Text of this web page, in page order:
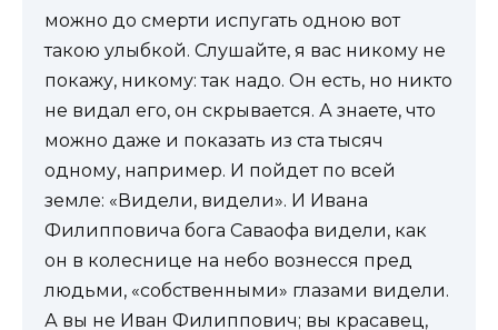
можно до смерти испугать одною вот
такою улыбкой. Слушайте, я вас никому не
покажу, никому: так надо. Он есть, но никто
не видал его, он скрывается. А знаете, что
можно даже и показать из ста тысяч
одному, например. И пойдет по всей
земле: «Видели, видели». И Ивана
Филипповича бога Саваофа видели, как
он в колеснице на небо вознесся пред
людьми, «собственными» глазами видели.
А вы не Иван Филиппович; вы красавец,